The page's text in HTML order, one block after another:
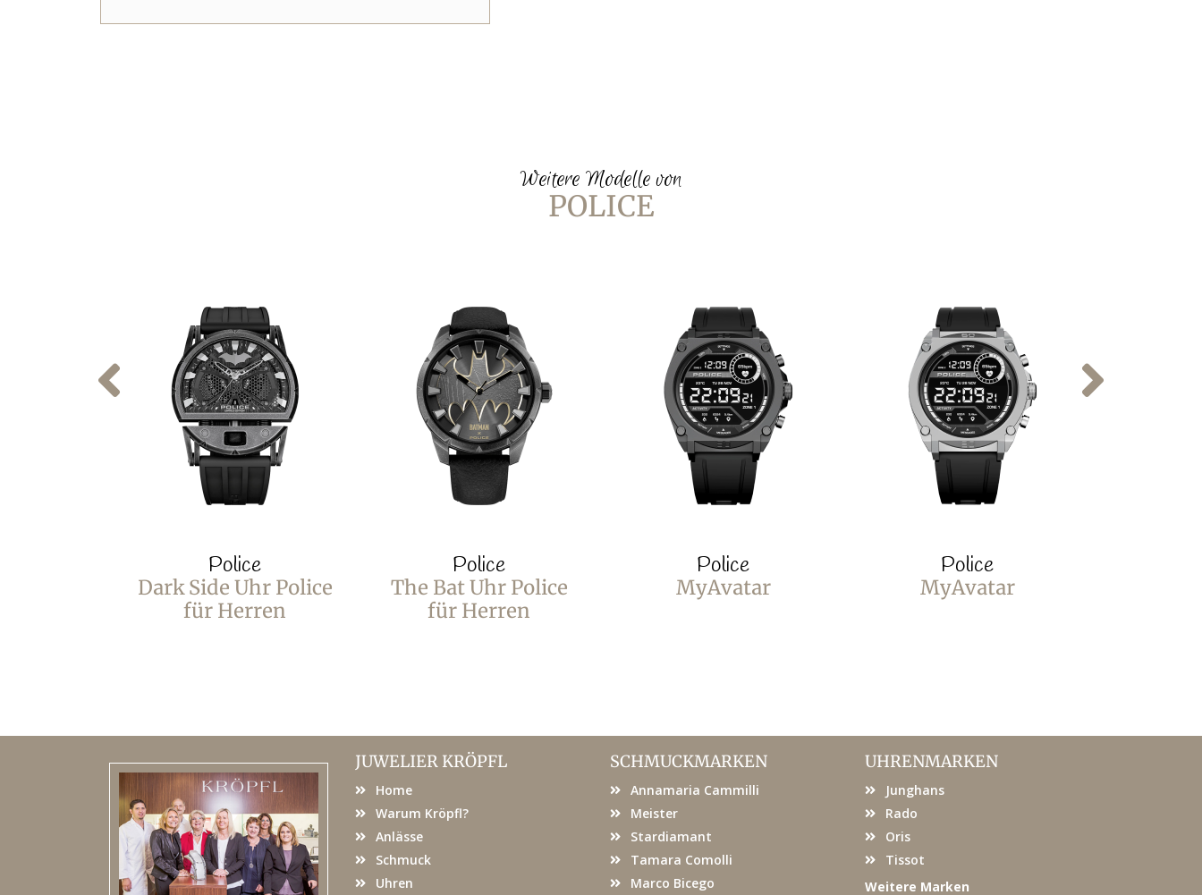
Weitere Modelle von
POLICE
Police
Dark Side Uhr Police
für Herren
Police
The Bat Uhr Police
für Herren
Police
MyAvatar
Police
MyAvatar
JUWELIER KRÖPFL
Home
Warum Kröpfl?
Anlässe
Schmuck
Uhren
SCHMUCKMARKEN
Annamaria Cammilli
Meister
Stardiamant
Tamara Comolli
Marco Bicego
UHRENMARKEN
Junghans
Rado
Oris
Tissot
Weitere Marken